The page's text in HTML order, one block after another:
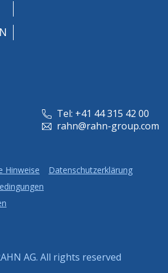
Tel: +41 44 315 42 00
rahn@rahn-group.com
Hinweise
Datenschutzerklärung
AG. All rights reserved